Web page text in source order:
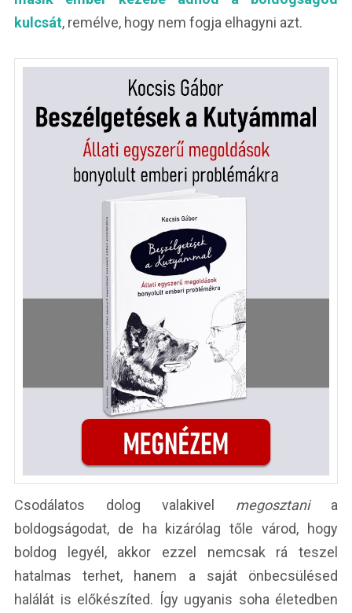
kulcsát, remélve, hogy nem fogja elhagyni azt.
Csodálatos dolog valakivel megosztania
boldogságodat, de ha kizárólag tőle várod, hogy
boldog legyél, akkor ezzel nemcsak rá teszel
hatalmas terhet, hanem a saját önbecsülésed
halálát is előkészíted. Így ugyanis soha életedben